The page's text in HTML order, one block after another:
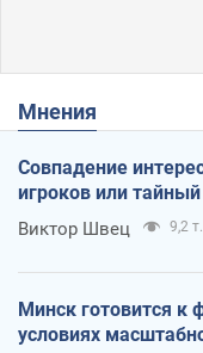
Мнения
Совпадение
игроков или
Виктор Швец 9,2 т.
Минск готовится к
условиях